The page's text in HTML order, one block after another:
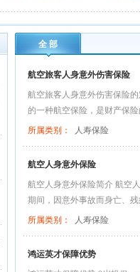
全 部
航空旅客人身意外伤害保险
航空旅客人身意外伤害保险
的一种航空保险，是财产保
所属类别：
人寿保险
航空人身意外保险
航空人身意外保险简介 航空
期间，因意外事故而身亡、
所属类别：
人寿保险
鸿运英才保障优势